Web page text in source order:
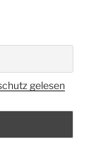
gelesen